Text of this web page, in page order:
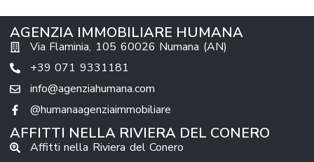
AGENZIA IMMOBILIARE HUMANA
Via Flaminia, 105 60026 Numana (AN)
+39 071 9331181
info@agenziahumana.com
@humanaagenziaimmobiliare
AFFITTI NELLA RIVIERA DEL CONERO
Affitti nella Riviera del Conero